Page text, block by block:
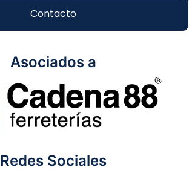
Contacto
Asociados a
Redes Sociales